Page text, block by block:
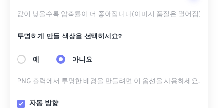
값이 낮을수록 압축률이 더 좋아집니다(이미지 품질은 떨어짐)
투명하게 만들 색상을 선택하세요?
예 아니요
PNG 출력에서 ​​투명한 배경을 만들려면 이 옵션을 사용하세요.
자동 방향